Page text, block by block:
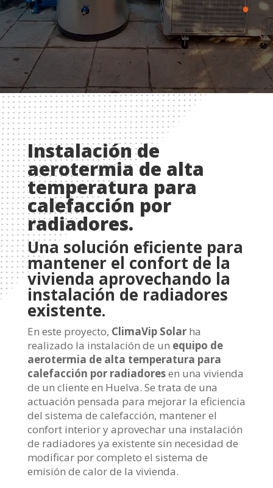
Instalación de
aerotermia de alta
temperatura para
calefacción por
radiadores.
Una solución eficiente para
mantener el confort de la
vivienda aprovechando la
instalación de radiadores
existente.
En este proyecto, ClimaVip Solarha
realizado la instalación de un equipo de
aerotermia de alta temperatura para
calefacción por radiadoresen una vivienda
de un cliente en Huelva. Se trata de una
actuación pensada para mejorar la eficiencia
del sistema de calefacción, mantener el
confort interior y aprovechar una instalación
de radiadores ya existente sin necesidad de
modificar por completo el sistema de
emisión de calor de la vivienda.